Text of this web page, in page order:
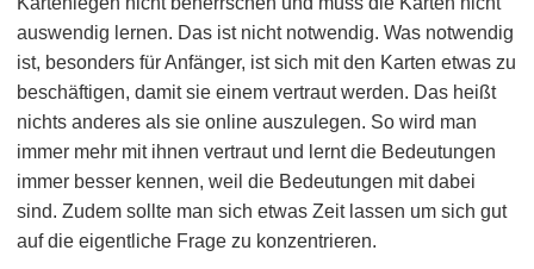
auswendig lernen. Das ist nicht notwendig. Was notwendig
ist, besonders für Anfänger, ist sich mit den Karten etwas zu
beschäftigen, damit sie einem vertraut werden. Das heißt
nichts anderes als sie online auszulegen. So wird man
immer mehr mit ihnen vertraut und lernt die Bedeutungen
immer besser kennen, weil die Bedeutungen mit dabei
sind. Zudem sollte man sich etwas Zeit lassen um sich gut
auf die eigentliche Frage zu konzentrieren.